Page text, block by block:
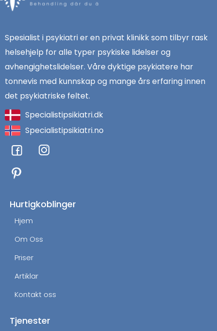
Spesialist i psykiatri er en privat klinikk som tilbyr rask
helsehjelp for alle typer psykiske lidelser og
avhengighetslidelser. Våre dyktige psykiatere har
tonnevis med kunnskap og mange års erfaring innen
det psykiatriske feltet.
Specialistipsikiatri.dk
Specialistipsikiatri.no
F
a
c
e
o
k
I
n
g
Hurtigkoblinger
Hjem
Om Oss
Priser
Artiklar
Kontakt oss
Tjenester